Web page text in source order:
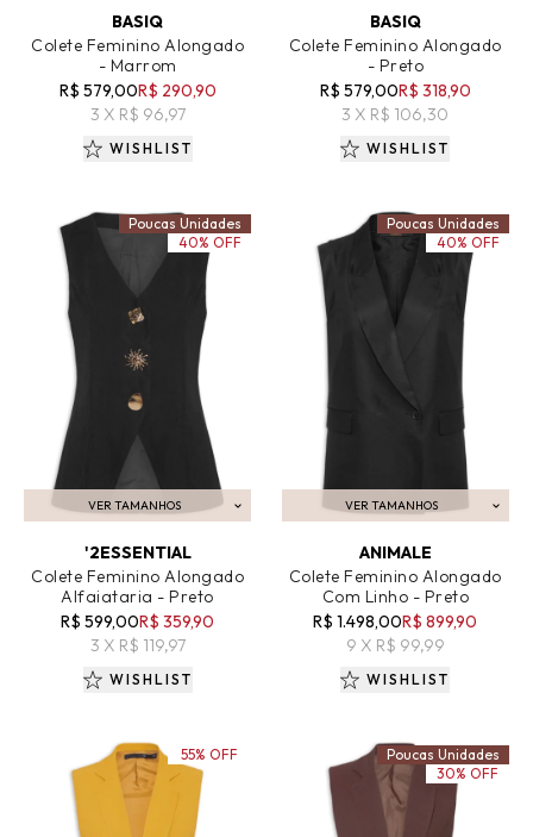
BASIQ
Colete Feminino Alongado
- Marrom
R$ 579,00R$ 290,90
3 X R$ 96,97
WISHLIST
BASIQ
Colete Feminino Alongado
- Preto
R$ 579,00R$ 318,90
3 X R$ 106,30
WISHLIST
VER TAMANHOS
ADICIONAR AO CARRINHO
'2ESSENTIAL
Colete Feminino Alongado
Alfaiataria - Preto
R$ 599,00R$ 359,90
3 X R$ 119,97
Poucas Unidades
40% OFF
WISHLIST
VER TAMANHOS
ADICIONAR AO CARRINHO
ANIMALE
Colete Feminino Alongado
Com Linho - Preto
R$ 1.498,00R$ 899,90
9 X R$ 99,99
Poucas Unidades
40% OFF
WISHLIST
55% OFF
Poucas Unidades
30% OFF